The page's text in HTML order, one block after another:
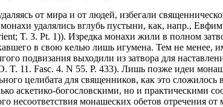
от мира и от людей, избегали
удалялись вглубь пустыни, как, напр.,
T. 3. Pt. 1)). Изредка монахи жили в полном
в свою келью лишь игумена. Тем не менее,
подвизания выходили из затвора для
T. 11. Fasc. 4. N 55. P. 433). Лишь позже идеи
целибата для священников, как это
аскетико-богословскими, но и практическими
несоответствия монашеских обетов отречения